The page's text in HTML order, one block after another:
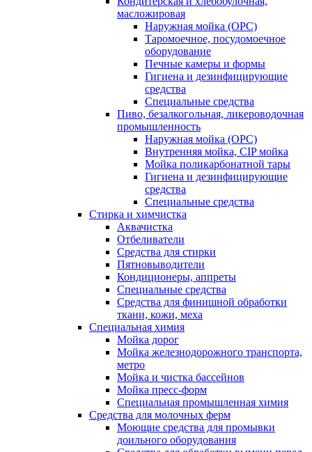
масложировая
Наружная мойка (ОРС)
Таромоечное, посудомоечное
оборудование
Печные камеры и формы
Гигиена и дезинфицирующие
средства
Специальные средства
Пиво, безалкогольная, ликероводочная
промышленность
Наружная мойка (ОРС)
Внутренняя мойка, CIP мойка
Мойка поликарбонатной тары
Гигиена и дезинфицирующие
средства
Специальные средства
Стирка и химчистка
Аквачистка
Отбеливатели
Средства для стирки
Пятновыводители
Кондиционеры, аппреты
Специальные средства
Средства для финишной обработки
ткани, кожи, меха
Специальная химия
Мойка дорог
Мойка железнодорожного транспорта,
метро
Мойка и чистка бассейнов
Мойка пресс-форм
Специальная промышленная химия
Средства для молочных ферм
Моющие средства для промывки
доильного оборудования